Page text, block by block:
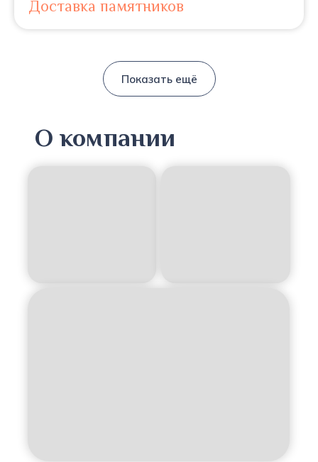
Доставка памятников
Показать ещё
О компании